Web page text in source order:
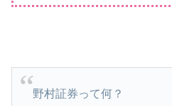
野村証券って何？